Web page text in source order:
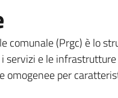
comunale (Prgc) è lo
servizi e le
omogenee per